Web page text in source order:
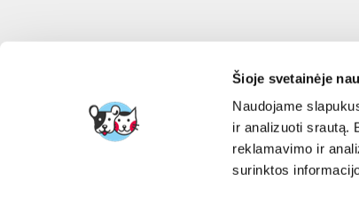
Šioje svetainėje
Naudojame
ir analizuoti srautą.
reklamavimo ir
surinktos